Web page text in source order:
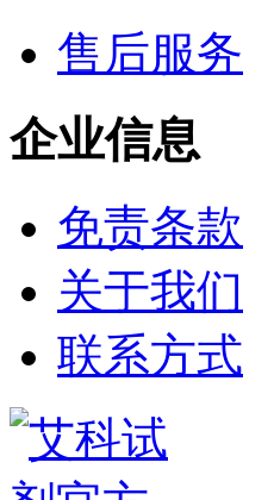
天然产物
标准溶液
核酸
碳水化合物
抗生素
螯合剂/变性剂
酶、辅酶
显色及标记试剂
季铵盐
L-氨基酸
其它生化试剂
CBZ氨基酸
Fmoc-氨基酸
氨基酸复合盐
D-氨基酸
DL-氨基酸
售后服务
企业信息
免责条款
关于我们
联系方式